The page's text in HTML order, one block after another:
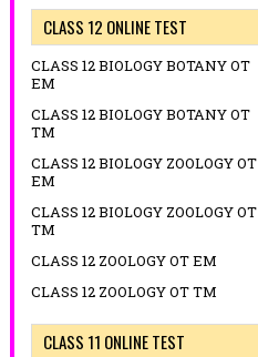
CLASS 12 ONLINE TEST
CLASS 12 BIOLOGY BOTANY OT
EM
CLASS 12 BIOLOGY BOTANY OT
TM
CLASS 12 BIOLOGY ZOOLOGY OT
EM
CLASS 12 BIOLOGY ZOOLOGY OT
TM
CLASS 12 ZOOLOGY OT EM
CLASS 12 ZOOLOGY OT TM
CLASS 11 ONLINE TEST